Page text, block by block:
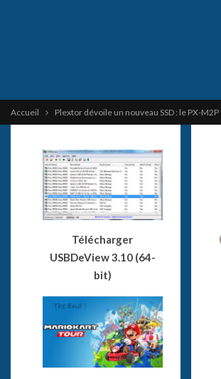
Accueil Plextor dévoile un nouveau SSD : le PX-M2P
Télécharger
USBDeView 3.10 (64-
bit)